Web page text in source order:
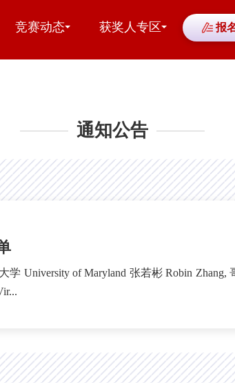
竞赛动态 获奖人专区 报
通知公告
University of Maryland 张若彬 Robin Zhang,